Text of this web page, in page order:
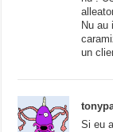
Nu au
un
Si eu